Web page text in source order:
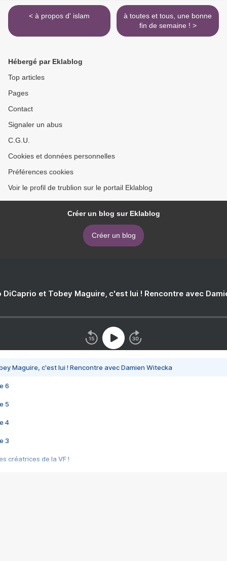
< à propos d' islam
à toutes et tous, une bonne
fin de semaine ! >
Hébergé par Eklablog
Top articles
Pages
Contact
Signaler un abus
C.G.U.
Cookies et données personnelles
Préférences cookies
Voir le profil de trublion sur le portail Eklablog
Créer un blog sur Eklablog
Créer un blog
DiCaprio et Tobey Maguire, c'est lui ! Rencontre avec
Maguire, c'est lui ! Rencontre avec Damien Witecka
6
5
4
3
créatrices de la VF !